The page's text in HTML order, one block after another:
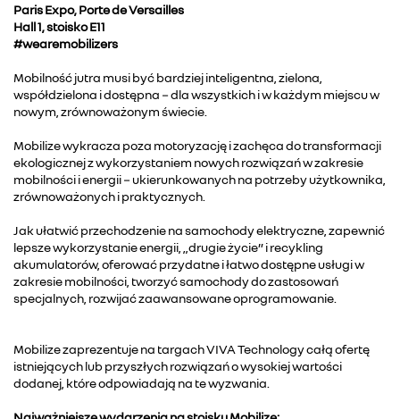
Paris Expo, Porte de Versailles
Hall 1, stoisko E11
#wearemobilizers
Mobilność jutra musi być bardziej inteligentna, zielona,
współdzielona i dostępna − dla wszystkich i w każdym miejscu w
nowym, zrównoważonym świecie.
Mobilize wykracza poza motoryzację i zachęca do transformacji
ekologicznej z wykorzystaniem nowych rozwiązań w zakresie
mobilności i energii − ukierunkowanych na potrzeby użytkownika,
zrównoważonych i praktycznych.
Jak ułatwić przechodzenie na samochody elektryczne, zapewnić
lepsze wykorzystanie energii, „drugie życie” i recykling
akumulatorów, oferować przydatne i łatwo dostępne usługi w
zakresie mobilności, tworzyć samochody do zastosowań
specjalnych, rozwijać zaawansowane oprogramowanie.
Mobilize zaprezentuje na targach VIVA Technology całą ofertę
istniejących lub przyszłych rozwiązań o wysokiej wartości
dodanej, które odpowiadają na te wyzwania.